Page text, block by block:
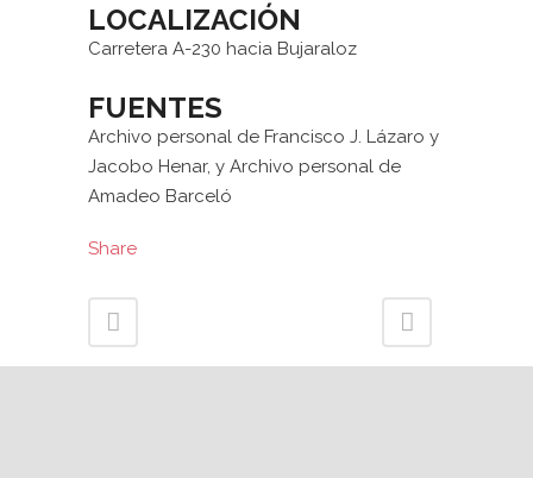
LOCALIZACIÓN
Carretera A-230 hacia Bujaraloz
FUENTES
Archivo personal de Francisco J. Lázaro y
Jacobo Henar, y Archivo personal de
Amadeo Barceló
Share